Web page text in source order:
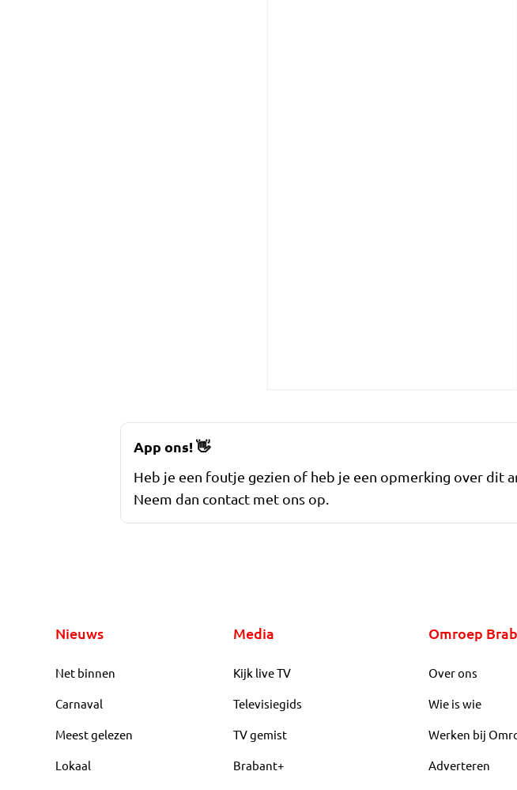
App ons!👋
Heb je een foutje gezien of heb je een opmerking over dit
Neem dan contact met ons op.
Nieuws
Net binnen
Carnaval
Meest gelezen
Lokaal
Media
Kijk live TV
Televisiegids
TV gemist
Brabant+
Omroep
Over ons
Wie is wie
Werken bij
Adverteren